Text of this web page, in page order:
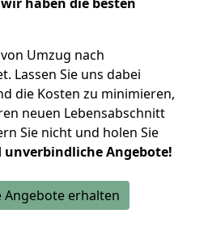
Umzug nach
Lassen Sie uns dabei
die Kosten zu minimieren,
neuen Lebensabschnitt
Sie nicht und holen Sie
unverbindliche Angebote!
Angebote erhalten